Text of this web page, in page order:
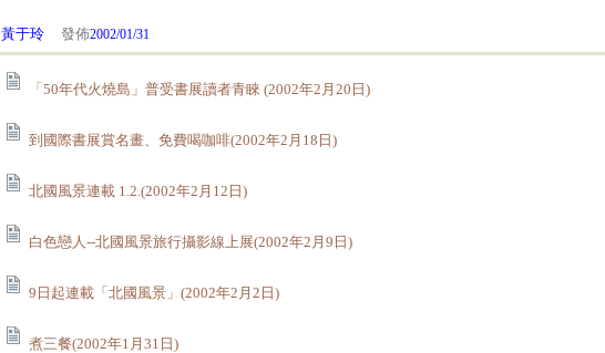
黃于玲 發佈2002/01/31
「50年代火燒島」普受書展讀者青睞 (2002年2月20日)
到國際書展賞名畫、免費喝咖啡(2002年2月18日)
北國風景連載 1.2.(2002年2月12日)
白色戀人--北國風景旅行攝影線上展(2002年2月9日)
9日起連載「北國風景」(2002年2月2日)
煮三餐(2002年1月31日)